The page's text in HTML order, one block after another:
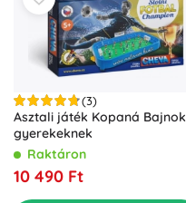
(3)
Asztali játék Kopaná Bajnok
gyerekeknek
Raktáron
10 490 Ft